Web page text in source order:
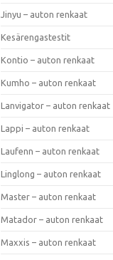
Jinyu – auton renkaat
Kesärengastestit
Kontio – auton renkaat
Kumho – auton renkaat
Lanvigator – auton renkaat
Lappi – auton renkaat
Laufenn – auton renkaat
Linglong – auton renkaat
Master – auton renkaat
Matador – auton renkaat
Maxxis – auton renkaat